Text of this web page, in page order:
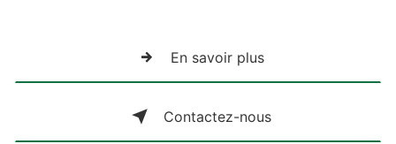
En savoir plus
Contactez-nous